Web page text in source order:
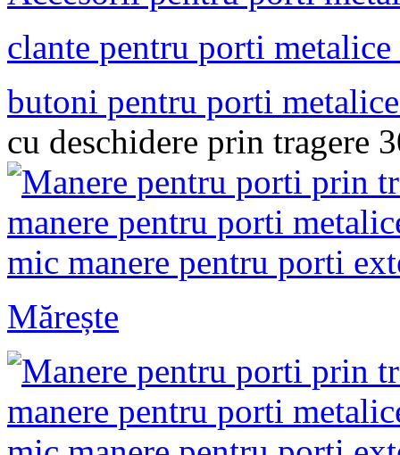
clante pentru porti metalice
butoni pentru porti
cu deschidere prin tragere
Mărește